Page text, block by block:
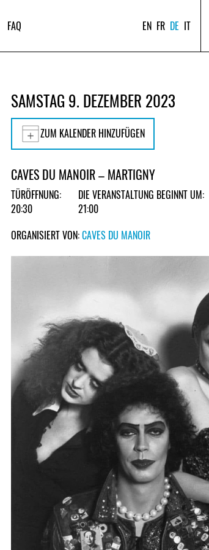
FAQ EN FR DE IT
SAMSTAG 9. DEZEMBER 2023
ZUM KALENDER HINZUFÜGEN
CAVES DU MANOIR – MARTIGNY
TÜRÖFFNUNG:
20:30
DIE VERANSTALTUNG BEGINNT UM:
21:00
ORGANISIERT VON:CAVES DU MANOIR